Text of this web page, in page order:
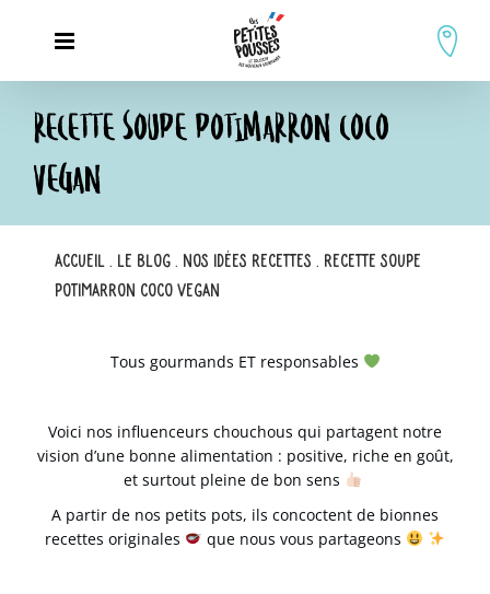
RECETTE SOUPE POTIMARRON COCO
VEGAN
Accueil . Le blog . Nos idées recettes . Recette Soupe
Potimarron coco vegan
Tous gourmands ET responsables
Voici nos influenceurs chouchous qui partagent notre
vision d’une bonne alimentation : positive, riche en goût,
et surtout pleine de bon sens
A partir de nos petits pots, ils concoctent de bionnes
recettes originales que nous vous partageons